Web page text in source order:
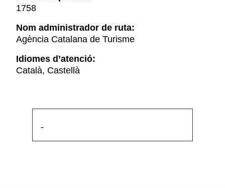
1758
Nom administrador de ruta:
Agència Catalana de Turisme
Idiomes d’atenció:
Català, Castellà
-